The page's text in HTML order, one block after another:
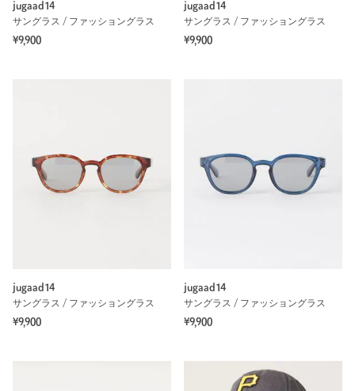
jugaad14
サングラス / ファッショングラス
¥9,900
jugaad14
サングラス / ファッショングラス
¥9,900
jugaad14
サングラス / ファッショングラス
¥9,900
jugaad14
サングラス / ファッショングラス
¥9,900